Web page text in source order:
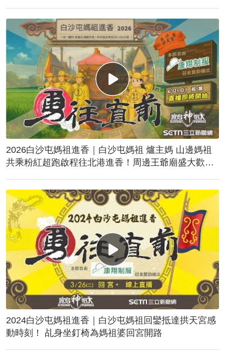
2026白沙屯媽祖進香｜白沙屯媽祖 爐主媽 山邊媽祖
共乘粉紅超跑啟程往北港進香！周邊王爺廟盛大歡
2024白沙屯媽祖進香｜白沙屯媽祖回鑾抵達拱天宮感
動時刻！ 乩身坐釘椅為媽祖婆回宮開路